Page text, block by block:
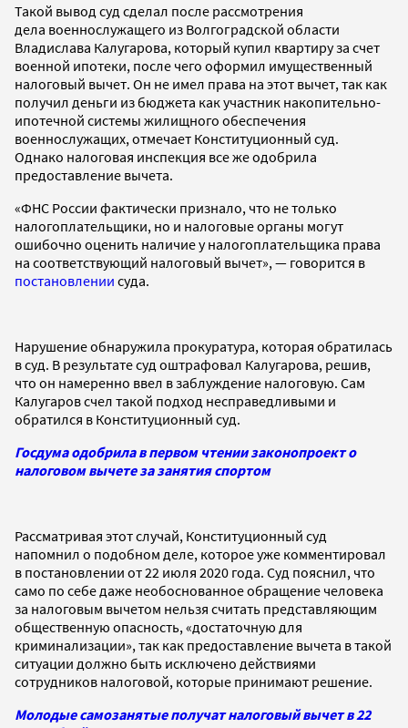
Такой вывод суд сделал после рассмотрения
дела военнослужащего из Волгоградской области
Владислава Калугарова, который купил квартиру за счет
военной ипотеки, после чего оформил имущественный
налоговый вычет. Он не имел права на этот вычет, так как
получил деньги из бюджета как участник накопительно-
ипотечной системы жилищного обеспечения
военнослужащих, отмечает Конституционный суд.
Однако налоговая инспекция все же одобрила
предоставление вычета.
«ФНС России фактически признало, что не только
налогоплательщики, но и налоговые органы могут
ошибочно оценить наличие у налогоплательщика права
на соответствующий налоговый вычет», — говорится в
постановлении суда.
Нарушение обнаружила прокуратура, которая обратилась
в суд. В результате суд оштрафовал Калугарова, решив,
что он намеренно ввел в заблуждение налоговую. Сам
Калугаров счел такой подход несправедливыми и
обратился в Конституционный суд.
Госдума одобрила в первом чтении законопроект о
налоговом вычете за занятия спортом
Рассматривая этот случай, Конституционный суд
напомнил о подобном деле, которое уже комментировал
в постановлении от 22 июля 2020 года. Суд пояснил, что
само по себе даже необоснованное обращение человека
за налоговым вычетом нельзя считать представляющим
общественную опасность, «достаточную для
криминализации», так как предоставление вычета в такой
ситуации должно быть исключено действиями
сотрудников налоговой, которые принимают решение.
Молодые самозанятые получат налоговый вычет в 22